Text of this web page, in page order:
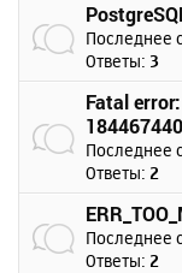
Последнее
Ответы: 3
Fatal
Последнее
Ответы: 2
Последнее
Ответы: 2